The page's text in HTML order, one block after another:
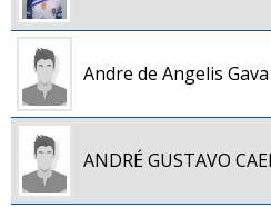
Andre de Angelis Gava
ANDRÉ GUSTAVO